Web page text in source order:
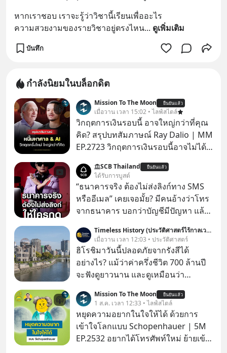
หากเราชอบ เราจะรู้ว่าวิชานี้เรียนเพื่ออะไร
ความสวยงามของรายวิชาอยู่ตรงไหน... ดูเพิ่มเติม
บันทึก
กำลังนิยมในบล็อกดิต
Mission To The Moon ยืนยันแล้ว
เมื่อวาน เวลา 15:02 • ไลฟ์สไตล์
วิกฤตการเงินรอบนี้ อาจใหญ่กว่าที่คุณ
คิด? สรุปบทสัมภาษณ์ Ray Dalio | MM
EP.2723 วิกฤตการเงินรอบนี้อาจไม่ได้
Dalio ชายผู้เคยทำนายวิกฤตเศรษฐกิจ
มาแล้วหลายต่อหลายครั้ง ออกมาส่ง
สัญญาณเตือนระเบิดเวลาลูกใหม่ที่
กำลังก่อตัวขึ้น จาก "ระเบิดหนี้สิน
AI" ที่ผู้คนกำลังแห่ไล่ราคาอย่างบ้าคลั่ง
บทเรียนจากประวัติศาสตร์ 500 ปี บอก
อะไรเรา? ระเบียบโลกกำลังจะเปลี่ยน
มือไปในทิศทางไหน? และเราควรรับมือ
อย่างไรก่อนที่ทุกอย่างจะสายเกินไป?
ร่วมเจาะลึกบทวิเคราะห์และข้อคิดการ
เงินฉบับ Dalio กันได้ใน EP. นี้
#RayDalio #สรุปบทเรียน #การเงินการ
ลงทุน #MissionToTheMoon
#MissionToTheMoonPodcast
SCB Thailand ยืนยันแล้ว
ได้รับการบูสต์
“ธนาคารจริง ต้องไม่ส่งลิงก์ทาง SMS
หรืออีเมล” เคยเจอมั้ย? มีคนอ้างว่าโทร
จากธนาคาร บอกว่าบัญชีมีปัญหา แล้ว
ทันที มาฟัง “ป้าเก๋าเล่ากลโกง” เพื่อรู้ทัน
มุกหลอกลวงในคราบความน่าเชื่อถือ
กันค่ะ #แก้เกมกลโกง #ป้าเก๋าเล่ากล
โกง #LivesSustainably #อยู่อย่าง
ยั่งยืน #CyberSecurity #ป้าเก๋า
#FraudEducation #FinancialLiteracy
#DigitalBankWithHumanTouch
Timeless History (ประวัติศาสตร์ไร้กาลเวลา)
เมื่อวาน เวลา 12:03 • ประวัติศาสตร์
ฮิโรชิมาวันนี้ปลอดภัยจากรังสีได้
อย่างไร? แม้ว่าค่าครึ่งชีวิต 700 ล้านปี
จะฟังดูยาวนาน และดูเหมือนว่า
ยังคงอันตรายไปอีกยาวนานมาก แต่อัน
ที่จริง นี่คือสาเหตุหลักที่ทำให้ยูเรเนียม
ไม่ใช่ภัยคุกคามหลักหลังการทิ้งระเบิด
ที่ฮิโรชิมา
Mission To The Moon ยืนยันแล้ว
1 ส.ค. เวลา 12:33 • ไลฟ์สไตล์
หยุดความอยากในใจให้ได้ ด้วยการ
เข้าใจโลกแบบ Schopenhauer | 5M
EP.2532 อยากได้โทรศัพท์ใหม่ ย้ายเข้า